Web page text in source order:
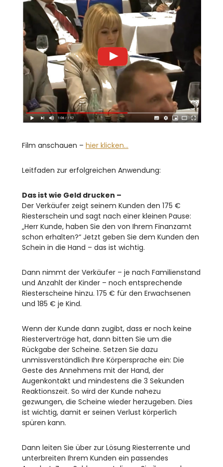
Film anschauen – hier klicken…
Leitfaden zur erfolgreichen Anwendung:
Das ist wie Geld drucken –
Der Verkäufer zeigt seinem Kunden den 175 €
Riesterschein und sagt nach einer kleinen Pause:
„Herr Kunde, haben Sie den von Ihrem Finanzamt
schon erhalten?“ Jetzt geben Sie dem Kunden den
Schein in die Hand – das ist wichtig.
Dann nimmt der Verkäufer – je nach Familienstand
und Anzahlt der Kinder – noch entsprechende
Riesterscheine hinzu. 175 € für den Erwachsenen
und 185 € je Kind.
Wenn der Kunde dann zugibt, dass er noch keine
Riesterverträge hat, dann bitten Sie um die
Rückgabe der Scheine. Setzen Sie dazu
unmissverständlich Ihre Körpersprache ein: Die
Geste des Annehmens mit der Hand, der
Augenkontakt und mindestens die 3 Sekunden
Reaktionszeit. So wird der Kunde nahezu
gezwungen, die Scheine wieder herzugeben. Dies
ist wichtig, damit er seinen Verlust körperlich
spüren kann.
Dann leiten Sie über zur Lösung Riesterrente und
unterbreiten Ihrem Kunden ein passendes